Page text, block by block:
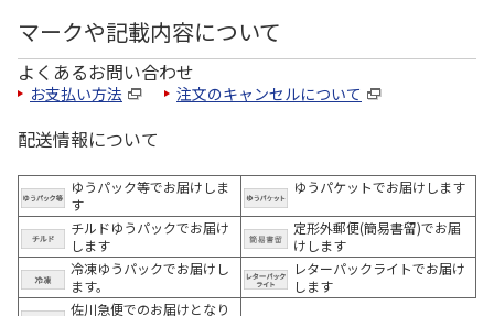
マークや記載内容について
よくあるお問い合わせ
お支払い方法 注文のキャンセルについて
配送情報について
ゆうパック等でお届けしま
す
ゆうパケットでお届けします
チルドゆうパックでお届け
します
定形外郵便(簡易書留)でお届
けします
冷凍ゆうパックでお届けし
ます。
レターパックライトでお届け
します
佐川急便でのお届けとなり